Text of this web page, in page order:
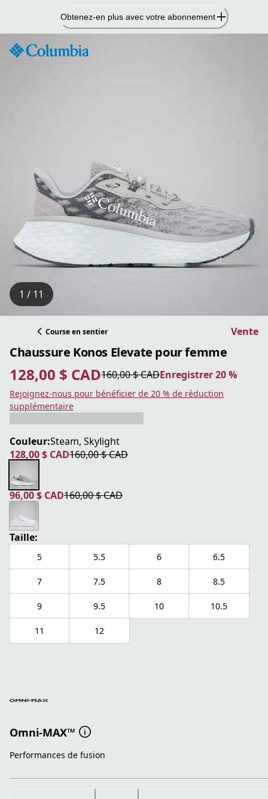
contenu
Obtenez-en plus avec votre abonnement
1 / 11
Course en sentier Vente
Chaussure Konos Elevate pour femme
128,00 $ CAD
prix actuel 128,00 $ CAD160,00 $ CAD
prix original 160,00 $ CAD Enregistrer 20 %
Enregistrer 20 %
Rejoignez-nous pour bénéficier de 20 % de réduction
supplémentaire
Couleur:Steam, Skylight
128,00 $ CAD
prix actuel 128,00 $ CAD
160,00 $ CAD
prix original 160,00 $ CAD
96,00 $ CAD
prix actuel 96,00 $ CAD
160,00 $ CAD
prix original 160,00 $ CAD
Taille:
5 5.5 6 6.5
7 7.5 8 8.5
9 9.5 10 10.5
11 12
Omni-MAX™
Performances de fusion